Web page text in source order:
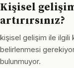
Kişisel
artırırsınız?
kişisel gelişim ile ilgili
belirlenmesi
bulunmuyor.